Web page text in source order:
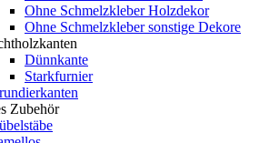
Ohne Schmelzkleber Holzdekor
Ohne Schmelzkleber sonstige Dekore
Dünnkante
Starkfurnier
Zubehör